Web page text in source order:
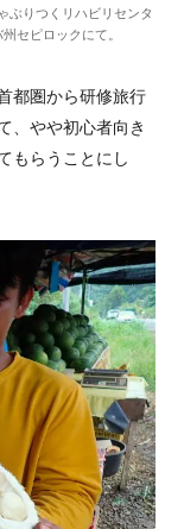
ぶりつくリハビリセンタ
セピロックにて。
都圏から研修旅行
、やや初心者向き
もらうことにし